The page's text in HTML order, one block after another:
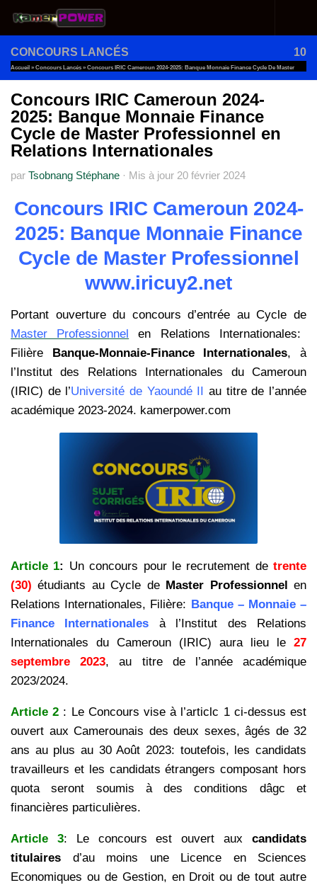
Au dessous du contenu
CONCOURS LANCÉS 10
Accueil » Concours Lancés » Concours IRIC Cameroun 2024-2025: Banque Monnaie Finance Cycle De Master
Professionnel En Relations Internationales
Concours IRIC Cameroun 2024-
2025: Banque Monnaie Finance
Cycle de Master Professionnel en
Relations Internationales
par Tsobnang Stéphane · Mis à jour 20 février 2024
Concours IRIC Cameroun 2024-
2025: Banque Monnaie Finance
Cycle de Master Professionnel
www.iricuy2.net
Portant ouverture du concours d’entrée au Cycle de
Master Professionnel en Relations Internationales:
Filière Banque-Monnaie-Finance Internationales, à
l’Institut des Relations Internationales du Cameroun
(IRIC) de l’Université de Yaoundé II au titre de l’année
académique 2023-2024. kamerpower.com
Article 1: Un concours pour le recrutement de trente
(30) étudiants au Cycle de Master Professionnel
en
Relations Internationales, Filière: Banque – Monnaie –
Finance Internationales à l’Institut des Relations
Internationales du Cameroun (IRIC) aura lieu le 27
septembre 2023, au titre de l’année académique
2023/2024.
Article 2 : Le Concours vise à l’articlc 1 ci-dessus est
ouvert aux Camerounais des deux sexes, âgés de 32
ans au plus au 30 Août 2023: toutefois, les candidats
travailleurs et les candidats étrangers composant hors
quota seront soumis à des conditions dâgc et
financières particulières.
Article 3: Le concours est ouvert auxcandidats
titulaires d’au moins une Licence en Sciences
Economiques ou de Gestion, en Droit ou de tout autre